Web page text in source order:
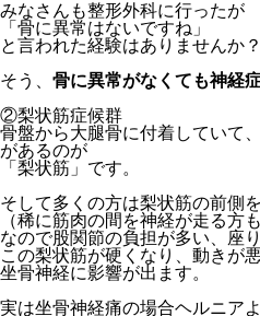
みなさんも整形外科に行ったが
「骨に異常はないですね」
と言われた経験はありませんか？
そう、 骨に異常がなくても神経
②梨状筋症候群
骨盤から大腿骨に付着していて
があるのが
「梨状筋」です。
そして多くの方は梨状筋の前側
（稀に筋肉の間を神経が走る方
なので股関節の負担が多い、座
この梨状筋が硬くなり、動きが
坐骨神経に影響が出ます。
実は坐骨神経痛の場合ヘルニア